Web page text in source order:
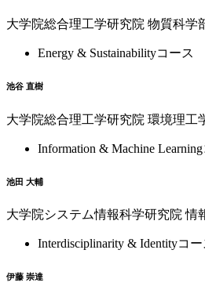
大学院総合理工学研究院 物質科学
Energy & Sustainabilityコース
池谷 直樹
大学院総合理工学研究院 環境理工
Information & Machine
池田 大輔
大学院システム情報科学研究院 情
Interdisciplinarity & Identityコー
伊藤 崇達